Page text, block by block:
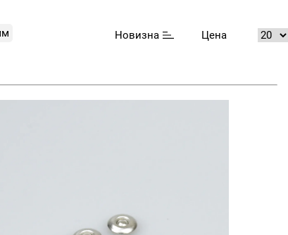
Новизна Цена